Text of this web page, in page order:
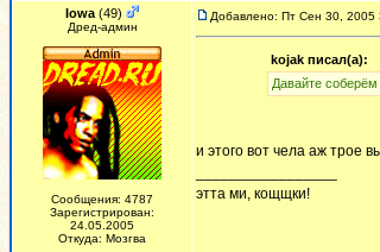
Iowa (49)
Дред-админ
Сообщения: 4787
Зарегистрирован:
24.05.2005
Откуда: Мозгва
Добавлено: Пт Сен 30, 2005
kojak писал(а):
Давайте
и этого вот чела аж трое
этта ми, кощщки!